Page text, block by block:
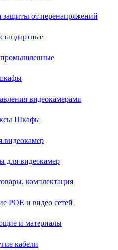
от перенапряжений
видеокамерами
Шкафы
видеокамер
для видеокамер
комплектация
POE и видео сетей
и материалы
кабели